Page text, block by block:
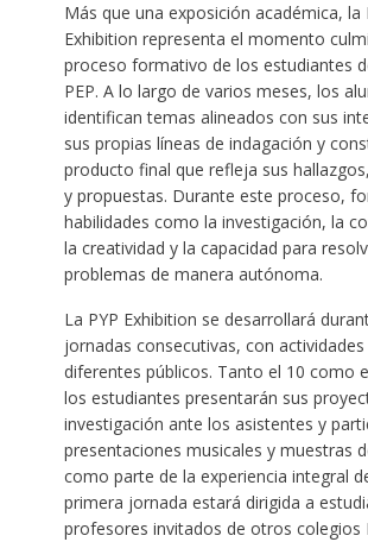
Más que una exposición académica, la
Exhibition representa el momento
proceso formativo de los estudiantes
PEP. A lo largo de varios meses, los
identifican temas alineados con sus
sus propias líneas de indagación y
producto final que refleja sus
y propuestas. Durante este proceso,
habilidades como la investigación, la
la creatividad y la capacidad para
problemas de manera autónoma.
La PYP Exhibition se desarrollará
jornadas consecutivas, con actividades
diferentes públicos. Tanto el 10 como
los estudiantes presentarán sus
investigación ante los asistentes y
presentaciones musicales y muestras
como parte de la experiencia integral
primera jornada estará dirigida a
profesores invitados de otros colegios